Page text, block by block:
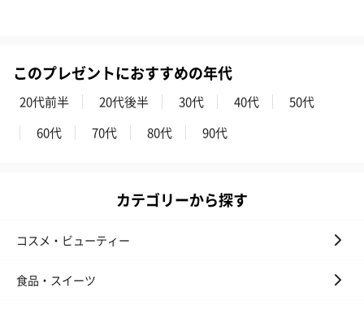
いぶりがっことチーズ
のオイル漬（981円）
ごろっとうまみ チーズ
のオイル漬（塩麹&レモ
このプレゼントにおすすめの年代
20代前半 20代後半 30代 40代
50代
60代
70代 80代 90代
カテゴリーから探す
コスメ・ビューティー
食品・スイーツ